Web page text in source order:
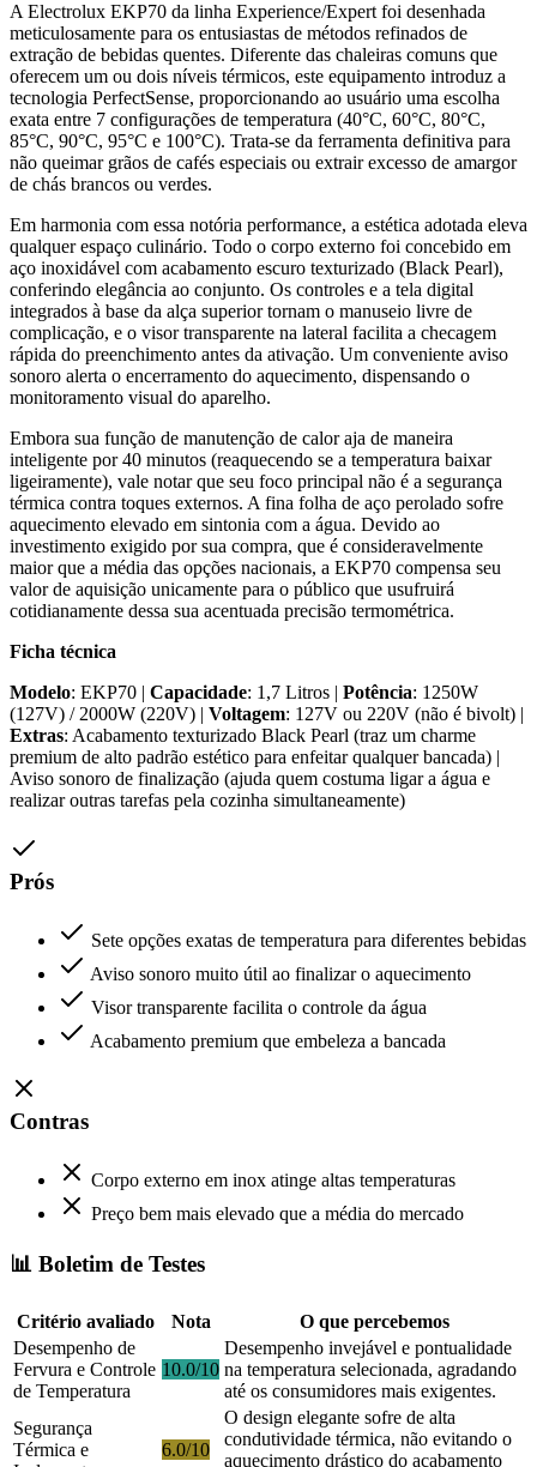
A Electrolux EKP70 da linha Experience/Expert foi desenhada
meticulosamente para os entusiastas de métodos refinados de
extração de bebidas quentes. Diferente das chaleiras comuns que
oferecem um ou dois níveis térmicos, este equipamento introduz a
tecnologia PerfectSense, proporcionando ao usuário uma escolha
exata entre 7 configurações de temperatura (40°C, 60°C, 80°C,
85°C, 90°C, 95°C e 100°C). Trata-se da ferramenta definitiva para
não queimar grãos de cafés especiais ou extrair excesso de amargor
de chás brancos ou verdes.
Em harmonia com essa notória performance, a estética adotada eleva
qualquer espaço culinário. Todo o corpo externo foi concebido em
aço inoxidável com acabamento escuro texturizado (Black Pearl),
conferindo elegância ao conjunto. Os controles e a tela digital
integrados à base da alça superior tornam o manuseio livre de
complicação, e o visor transparente na lateral facilita a checagem
rápida do preenchimento antes da ativação. Um conveniente aviso
sonoro alerta o encerramento do aquecimento, dispensando o
monitoramento visual do aparelho.
Embora sua função de manutenção de calor aja de maneira
inteligente por 40 minutos (reaquecendo se a temperatura baixar
ligeiramente), vale notar que seu foco principal não é a segurança
térmica contra toques externos. A fina folha de aço perolado sofre
aquecimento elevado em sintonia com a água. Devido ao
investimento exigido por sua compra, que é consideravelmente
maior que a média das opções nacionais, a EKP70 compensa seu
valor de aquisição unicamente para o público que usufruirá
cotidianamente dessa sua acentuada precisão termométrica.
Ficha técnica
Modelo: EKP70 | Capacidade: 1,7 Litros | Potência: 1250W
(127V) / 2000W (220V) | Voltagem: 127V ou 220V (não é bivolt) |
Extras: Acabamento texturizado Black Pearl (traz um charme
premium de alto padrão estético para enfeitar qualquer bancada) |
Aviso sonoro de finalização (ajuda quem costuma ligar a água e
realizar outras tarefas pela cozinha simultaneamente)
Prós
Sete opções exatas de temperatura para diferentes bebidas
Aviso sonoro muito útil ao finalizar o aquecimento
Visor transparente facilita o controle da água
Acabamento premium que embeleza a bancada
Contras
Corpo externo em inox atinge altas temperaturas
Preço bem mais elevado que a média do mercado
📊 Boletim de Testes
Critério avaliado Nota
O que percebemos
Desempenho de
Fervura e Controle
de Temperatura
10.0/10
Desempenho invejável e pontualidade
na temperatura selecionada, agradando
até os consumidores mais exigentes.
Segurança
Térmica e
6.0/10
O design elegante sofre de alta
condutividade térmica, não evitando o
aquecimento drástico do acabamento